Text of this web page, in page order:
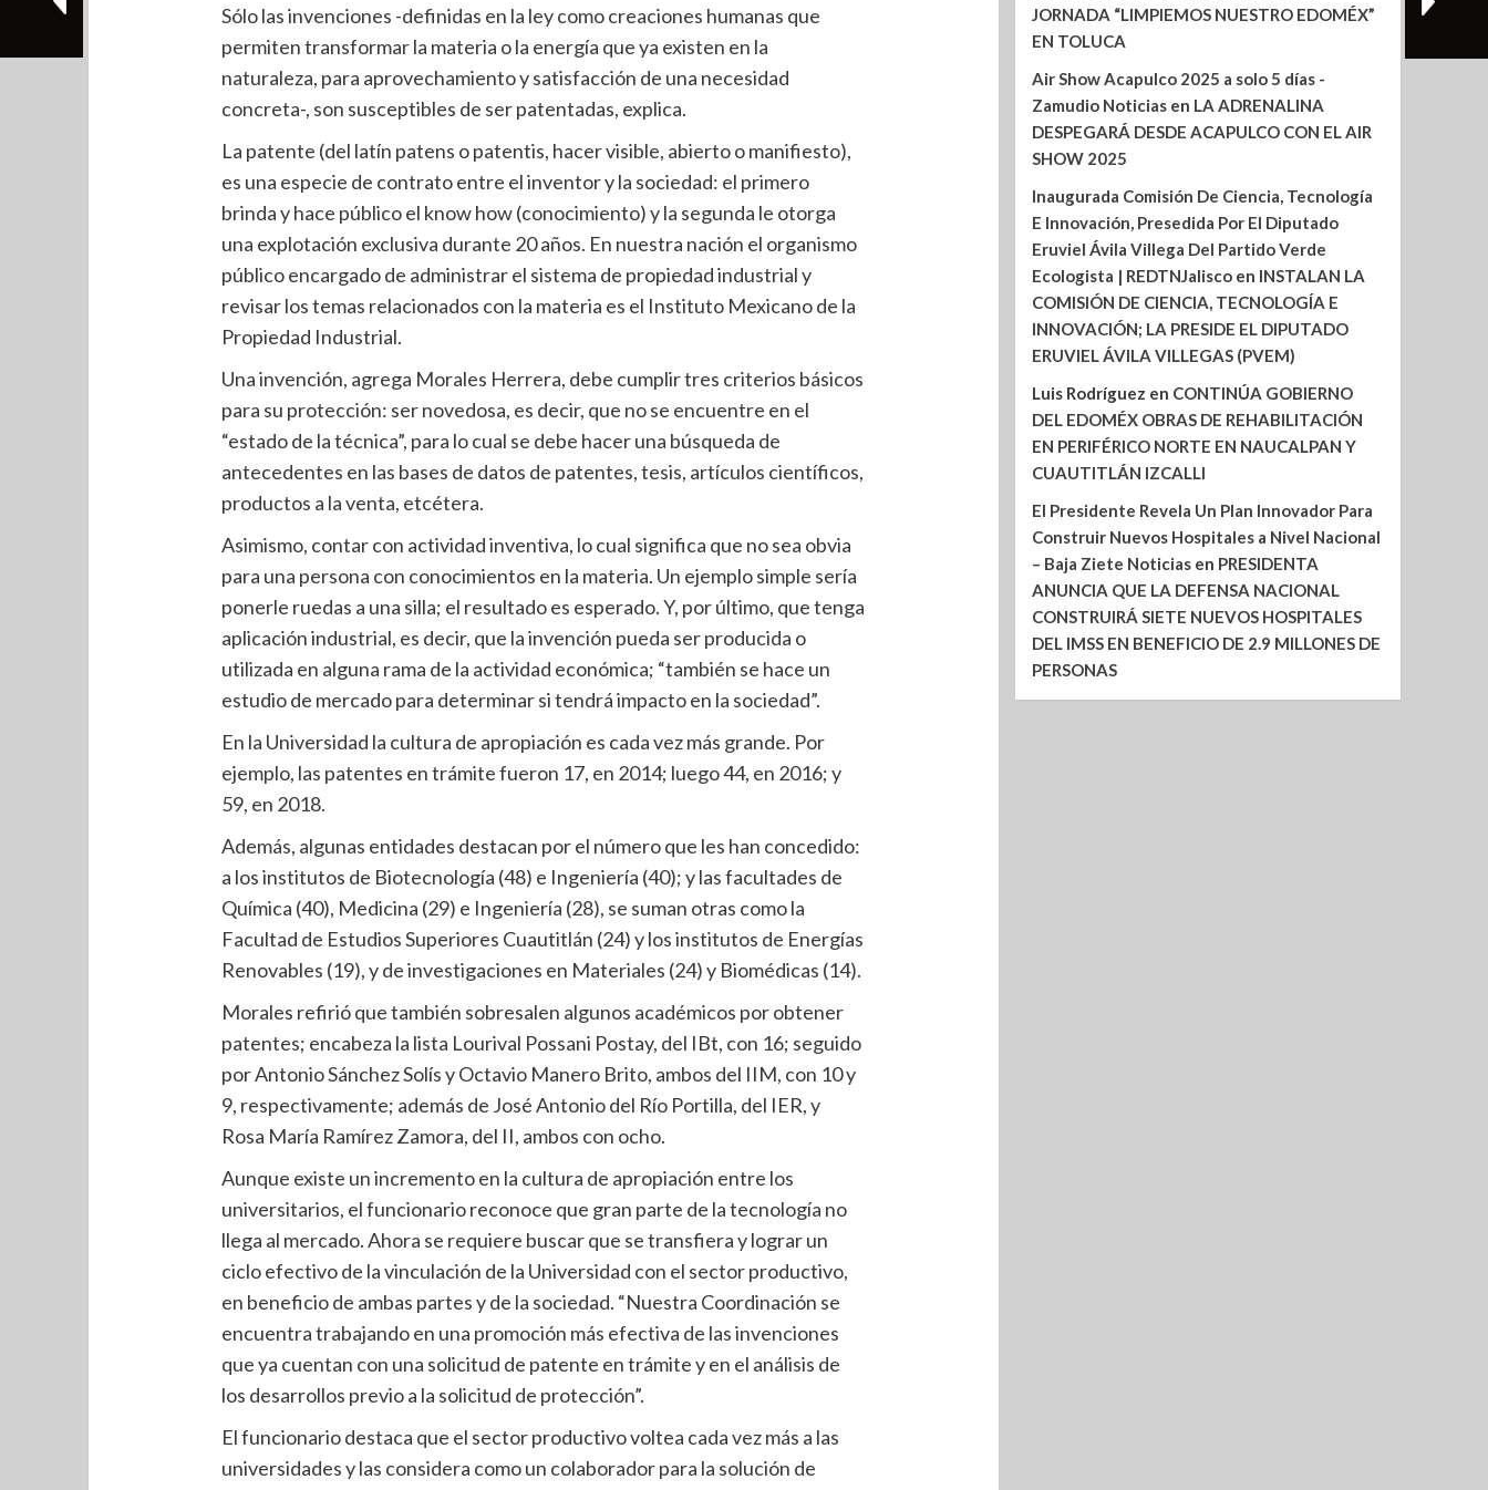
Sólo las invenciones -definidas en la ley como creaciones humanas que
permiten transformar la materia o la energía que ya existen en la
naturaleza, para aprovechamiento y satisfacción de una necesidad
concreta-, son susceptibles de ser patentadas, explica.
La patente (del latín patens o patentis, hacer visible, abierto o manifiesto),
es una especie de contrato entre el inventor y la sociedad: el primero
brinda y hace público el know how (conocimiento) y la segunda le otorga
una explotación exclusiva durante 20 años. En nuestra nación el organismo
público encargado de administrar el sistema de propiedad industrial y
revisar los temas relacionados con la materia es el Instituto Mexicano de la
Propiedad Industrial.
Una invención, agrega Morales Herrera, debe cumplir tres criterios básicos
para su protección: ser novedosa, es decir, que no se encuentre en el
“estado de la técnica”, para lo cual se debe hacer una búsqueda de
antecedentes en las bases de datos de patentes, tesis, artículos científicos,
productos a la venta, etcétera.
Asimismo, contar con actividad inventiva, lo cual significa que no sea obvia
para una persona con conocimientos en la materia. Un ejemplo simple sería
ponerle ruedas a una silla; el resultado es esperado. Y, por último, que tenga
aplicación industrial, es decir, que la invención pueda ser producida o
utilizada en alguna rama de la actividad económica; “también se hace un
estudio de mercado para determinar si tendrá impacto en la sociedad”.
En la Universidad la cultura de apropiación es cada vez más grande. Por
ejemplo, las patentes en trámite fueron 17, en 2014; luego 44, en 2016; y
59, en 2018.
Además, algunas entidades destacan por el número que les han concedido:
a los institutos de Biotecnología (48) e Ingeniería (40); y las facultades de
Química (40), Medicina (29) e Ingeniería (28), se suman otras como la
Facultad de Estudios Superiores Cuautitlán (24) y los institutos de Energías
Renovables (19), y de investigaciones en Materiales (24) y Biomédicas (14).
Morales refirió que también sobresalen algunos académicos por obtener
patentes; encabeza la lista Lourival Possani Postay, del IBt, con 16; seguido
por Antonio Sánchez Solís y Octavio Manero Brito, ambos del IIM, con 10 y
9, respectivamente; además de José Antonio del Río Portilla, del IER, y
Rosa María Ramírez Zamora, del II, ambos con ocho.
Aunque existe un incremento en la cultura de apropiación entre los
universitarios, el funcionario reconoce que gran parte de la tecnología no
llega al mercado. Ahora se requiere buscar que se transfiera y lograr un
ciclo efectivo de la vinculación de la Universidad con el sector productivo,
en beneficio de ambas partes y de la sociedad. “Nuestra Coordinación se
encuentra trabajando en una promoción más efectiva de las invenciones
que ya cuentan con una solicitud de patente en trámite y en el análisis de
los desarrollos previo a la solicitud de protección”.
El funcionario destaca que el sector productivo voltea cada vez más a las
universidades y las considera como un colaborador para la solución de
JORNADA “LIMPIEMOS NUESTRO EDOMÉX”
EN TOLUCA
Air Show Acapulco 2025 a solo 5 días -
Zamudio Noticiasen LA ADRENALINA
DESPEGARÁ DESDE ACAPULCO CON EL AIR
SHOW 2025
Inaugurada Comisión De Ciencia, Tecnología
E Innovación, Presedida Por El Diputado
Eruviel Ávila Villega Del Partido Verde
Ecologista | REDTNJaliscoen INSTALAN LA
COMISIÓN DE CIENCIA, TECNOLOGÍA E
INNOVACIÓN; LA PRESIDE EL DIPUTADO
ERUVIEL ÁVILA VILLEGAS (PVEM)
Luis Rodríguez en CONTINÚA GOBIERNO
DEL EDOMÉX OBRAS DE REHABILITACIÓN
EN PERIFÉRICO NORTE EN NAUCALPAN Y
CUAUTITLÁN IZCALLI
El Presidente Revela Un Plan Innovador Para
Construir Nuevos Hospitales a Nivel Nacional
– Baja Ziete Noticiasen PRESIDENTA
ANUNCIA QUE LA DEFENSA NACIONAL
CONSTRUIRÁ SIETE NUEVOS HOSPITALES
DEL IMSS EN BENEFICIO DE 2.9 MILLONES DE
PERSONAS